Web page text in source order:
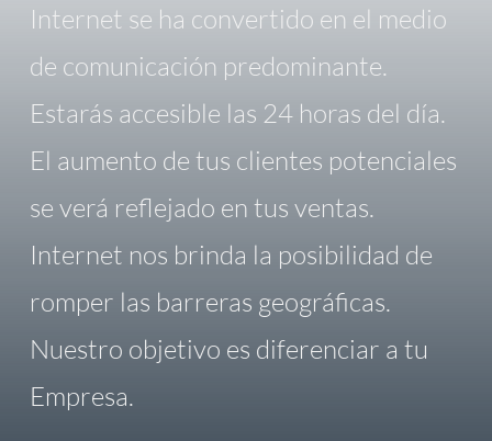
Internet se ha convertido en el medio
de comunicación predominante.
Estarás accesible las 24 horas del día.
El aumento de tus clientes potenciales
se verá reflejado en tus ventas.
Internet nos brinda la posibilidad de
romper las barreras geográficas.
Nuestro objetivo es diferenciar a tu
Empresa.